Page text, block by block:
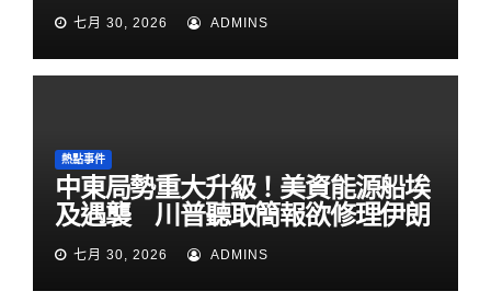
七月 30, 2026 ADMINS
熱點事件
中東局勢重大升級！美資能源船埃
及遇襲 川普聽取簡報欲修理伊朗
七月 30, 2026 ADMINS